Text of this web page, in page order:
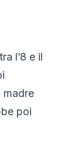
l’8 e il
madre
poi